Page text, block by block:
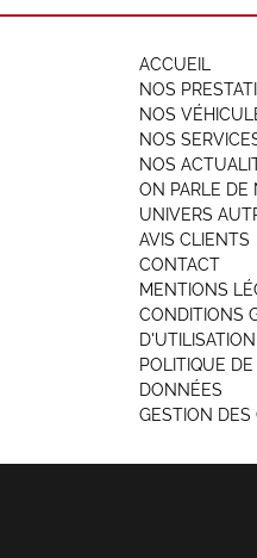
ACCUEIL
NOS
NOS
NOS
NOS
ON PARLE DE
UNIVERS
AVIS CLIENTS
CONTACT
MENTIONS
CONDITIONS
POLITIQUE
DONNÉES
GESTION DES